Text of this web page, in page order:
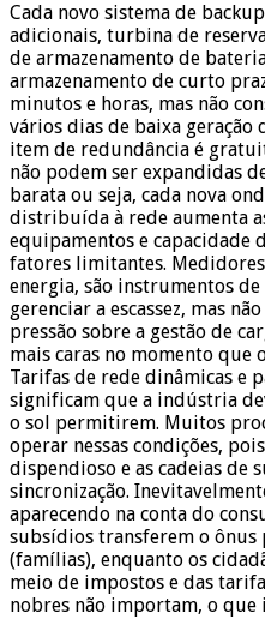
Cada novo sistema de
adicionais, turbina de
de armazenamento de
armazenamento de curto
minutos e horas, mas não
vários dias de baixa
item de redundância é
não podem ser expandidas
barata ou seja, cada nova
distribuída à rede aumenta
equipamentos e capacidade
fatores limitantes.
energia, são instrumentos
gerenciar a escassez, mas
pressão sobre a gestão de
mais caras no momento que
Tarifas de rede dinâmicas e
significam que a indústria
o sol permitirem. Muitos
operar nessas condições,
dispendioso e as cadeias de
sincronização.
aparecendo na conta do
subsídios transferem o ônus
(famílias), enquanto os
meio de impostos e das
nobres não importam, o que